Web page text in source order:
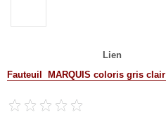
Lien
Fauteuil MARQUIS coloris gris clair